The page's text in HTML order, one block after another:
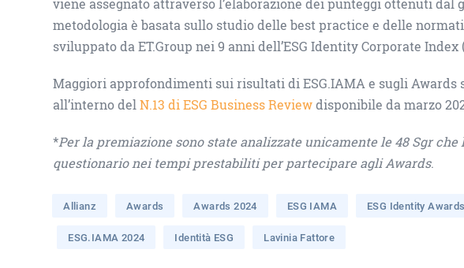
viene assegnato attraverso l’elaborazione dei punteggi ottenuti dal
metodologia è basata sullo studio delle best practice e delle
sviluppato da ET.Group nei 9 anni dell’ESG Identity Corporate Index
Maggiori approfondimenti sui risultati di ESG.IAMA e sugli Awards
all’interno delN.13 di ESG Business Reviewdisponibile da marzo
*Per la premiazione sono state analizzate unicamente le 48 Sgr che
questionario nei tempi prestabiliti per partecipare agli Awards.
Allianz Awards Awards 2024 ESG IAMA ESG Identity Awards
ESG.IAMA 2024 Identità ESG Lavinia Fattore